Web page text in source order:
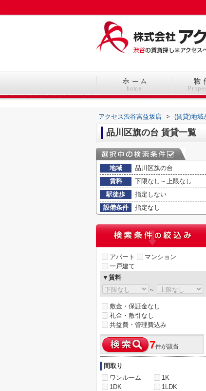
アクセス渋谷宮益坂店 > (賃貸)地域
品川区旗の台 賃貸一覧
地域
品川区旗の台
賃料
下限なし～上限なし
駅徒歩
指定しない
設備条件
指定なし
アパート
マンション
一戸建て
▼賃料
～
敷金・保証金なし
礼金・敷引なし
共益費・管理費込み
7件が該当
間取り
ワンルーム
1K
1DK
1LDK